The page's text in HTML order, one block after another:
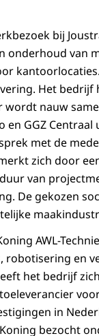
bij
onderhoud van
Het
nauw
en GGZ
met de
zich door
van
De gekozen
AWL-
en
het bedrijf
in
bezocht